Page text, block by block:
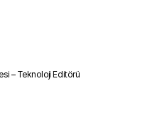
– Teknoloji Editörü